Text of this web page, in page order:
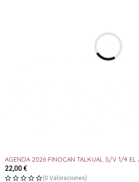
AGENDA 2026 FINOCAN TALKUAL S/V 1/4 EL
22,00€
(0 Valoraciones)